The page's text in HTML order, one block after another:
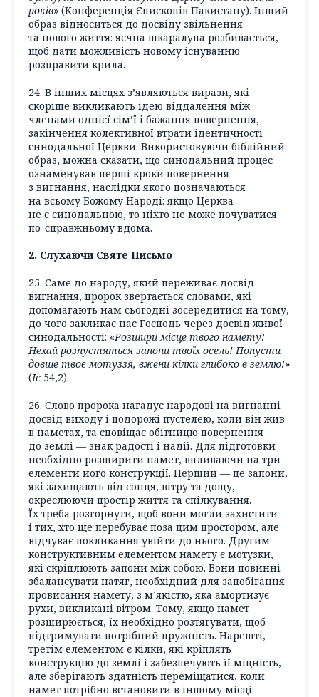
років» (Конференція Єпископів Пакистану). Інший
образ відноситься до досвіду звільнення
та нового життя: яєчна шкаралупа розбивається,
щоб дати можливість новому існуванню
розправити крила.
24. В інших місцях з’являються вирази, які
скоріше викликають ідею віддалення між
членами однієї сім’ї і бажання повернення,
закінчення колективної втрати ідентичності
синодальної Церкви. Використовуючи біблійний
образ, можна сказати, що синодальний процес
ознаменував перші кроки повернення
з вигнання, наслідки якого позначаються
на всьому Божому Народі: якщо Церква
не є синодальною, то ніхто не може почуватися
по-справжньому вдома.
2. Слухаючи Святе Письмо
25. Саме до народу, який переживає досвід
вигнання, пророк звертається словами, які
допомагають нам сьогодні зосередитися на тому,
до чого закликає нас Господь через досвід живої
синодальності: «Розшири місце твого намету!
Нехай розпустяться запони твоїх осель! Попусти
довше твоє мотуззя, вжени кілки глибоко в землю!»
(Іс 54,2).
26. Слово пророка нагадує народові на вигнанні
досвід виходу і подорожі пустелею, коли він жив
в наметах, та сповіщає обітницю повернення
до землі — знак радості і надії. Для підготовки
необхідно розширити намет, впливаючи на три
елементи його конструкції. Перший — це запони,
які захищають від сонця, вітру та дощу,
окреслюючи простір життя та спілкування.
Їх треба розгорнути, щоб вони могли захистити
і тих, хто ще перебуває поза цим простором, але
відчуває покликання увійти до нього. Другим
конструктивним елементом намету є мотузки,
які скріплюють запони між собою. Вони повинні
збалансувати натяг, необхідний для запобігання
провисання намету, з м’якістю, яка амортизує
рухи, викликані вітром. Тому, якщо намет
розширюється, їх необхідно розтягувати, щоб
підтримувати потрібний пружність. Нарешті,
третім елементом є кілки, які кріплять
конструкцію до землі і забезпечують її міцність,
але зберігають здатність переміщатися, коли
намет потрібно встановити в іншому місці.